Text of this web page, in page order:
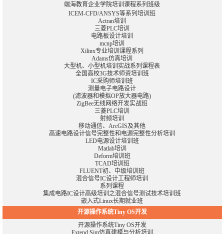
端海教育企业学院培训 课程系列 班级
ICEM-CFD/ANSYS等系列培训班
Actran培训
三菱PLC培训
电路板设计培训
mcnp培训
Xilinx专业培训课程系列
Adams仿真培训
大型机、小型机培训实战系列课程表
全国高校3G技术师资培训班
IC采购师培训班
测量电子电路设计
(滤波器和模拟OP放大器电路)
ZigBee无线网络开发实战班
三菱PLC培训
射频培训
移动通信、 ArcGIS及其他
高速电路设计信号完整性和电源完整性分析培训
LED电源设计培训班
Matlab培训
Deform培训班
TCAD培训班
FLUENT初、中级培训班
混合信号IC设计工程师培训
系列课程
集成电路IC设计高级培训之混合信号测试技术培训班
嵌入式Linux长期就业班
开源操作系统Tiny OS开发
开源操作系统Tiny OS开发
Extend Sim仿真建模与分析培训